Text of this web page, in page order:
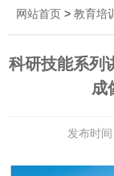
网站首页 > 教育培
科研技能系列
成
发布时